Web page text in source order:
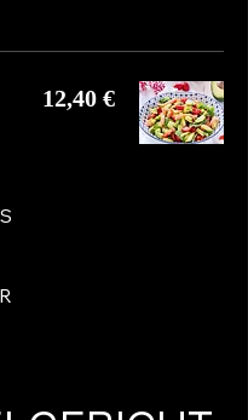
12,40 €